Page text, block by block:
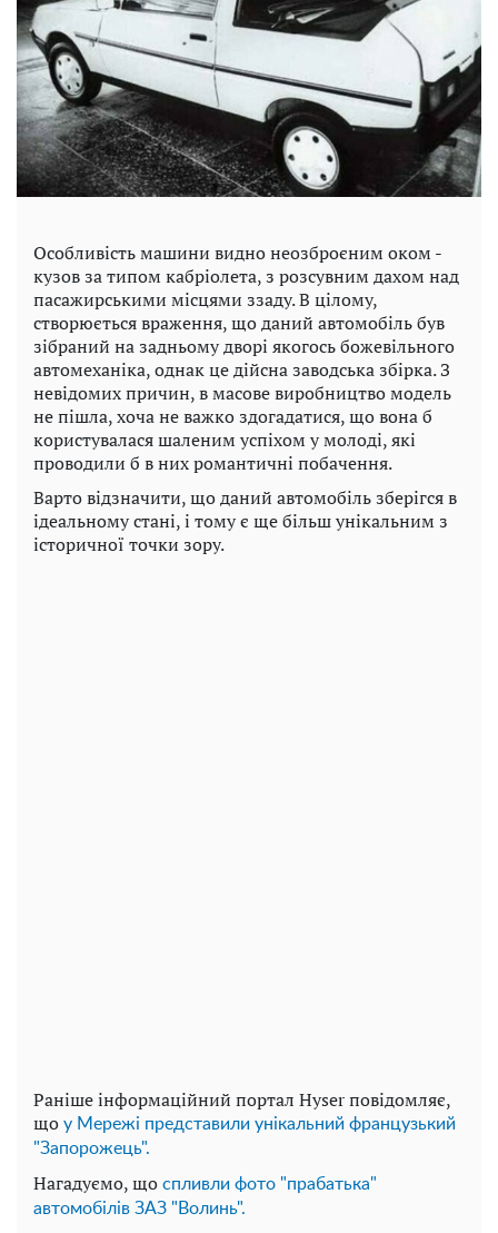
Особливість машини видно неозброєним оком -
кузов за типом кабріолета, з розсувним дахом над
пасажирськими місцями ззаду. В цілому,
створюється враження, що даний автомобіль був
зібраний на задньому дворі якогось божевільного
автомеханіка, однак це дійсна заводська збірка. З
невідомих причин, в масове виробництво модель
не пішла, хоча не важко здогадатися, що вона б
користувалася шаленим успіхом у молоді, які
проводили б в них романтичні побачення.
Варто відзначити, що даний автомобіль зберігся в
ідеальному стані, і тому є ще більш унікальним з
історичної точки зору.
Раніше інформаційний портал Hyser повідомляє,
що у Мережі представили унікальний французький
"Запорожець".
Нагадуємо, що спливли фото "прабатька"
автомобілів ЗАЗ "Волинь".